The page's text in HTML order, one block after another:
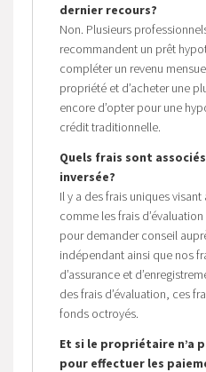
dernier recours?
Non. Plusieurs
recommandent un prêt
compléter un revenu
propriété et d’acheter une
encore d’opter pour une
crédit traditionnelle.
Quels frais sont
inversée?
Il y a des frais uniques
comme les frais
pour demander conseil
indépendant ainsi que nos
d’assurance et
des frais d’évaluation, ces
fonds octroyés.
Et si le propriétaire n’a
pour effectuer les